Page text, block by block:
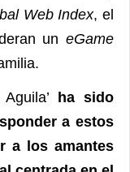
Web Index, el
un eGame
ha sido
a estos
a los amantes